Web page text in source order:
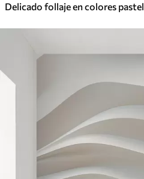
Delicado follaje en colores pastel